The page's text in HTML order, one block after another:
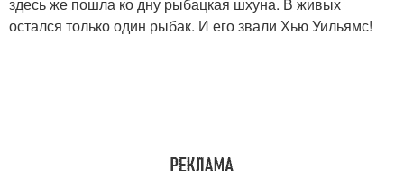
остался только один рыбак. И его звали Хью Уильямс!